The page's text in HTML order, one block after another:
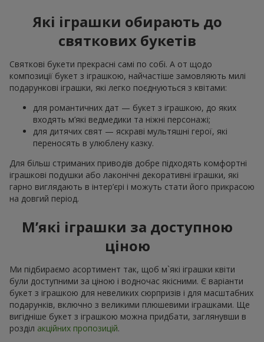
Які іграшки обирають до
святкових букетів
Святкові букети прекрасні самі по собі. А от щодо
композиції букет з іграшкою, найчастіше замовляють милі
подарункові іграшки, які легко поєднуються з квітами:
для романтичних дат — букет з іграшкою, до яких
входять м’які ведмедики та ніжні персонажі;
для дитячих свят — яскраві мультяшні герої, які
переносять в улюблену казку.
Для більш стриманих приводів добре підходять комфортні
іграшкові подушки або лаконічні декоративні іграшки, які
гарно виглядають в інтер’єрі і можуть стати його прикрасою
на довгий період.
М’які іграшки за доступною
ціною
Ми підбираємо асортимент так, щоб м`які іграшки квіти
були доступними за ціною і водночас якісними. Є варіанти
букет з іграшкою для невеликих сюрпризів і для масштабних
подарунків, включно з великими плюшевими іграшками. Ще
вигідніше букет з іграшкою можна придбати, заглянувши в
розділ акційних пропозицій.